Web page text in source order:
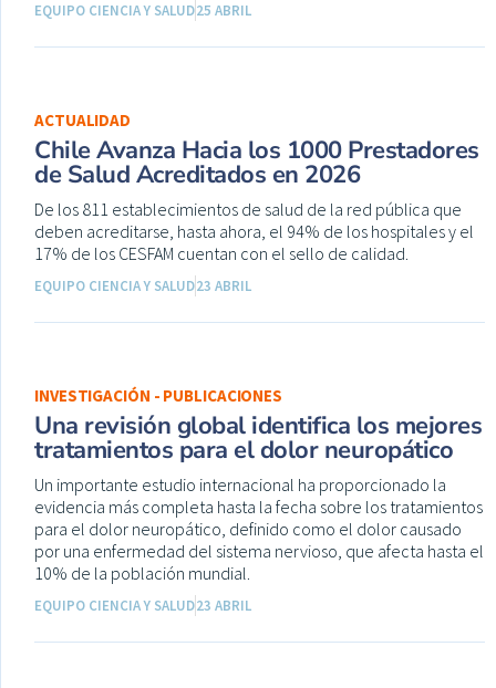
EQUIPO CIENCIA Y SALUD25 ABRIL
ACTUALIDAD
Chile Avanza Hacia los 1000 Prestadores
de Salud Acreditados en 2026
De los 811 establecimientos de salud de la red pública que
deben acreditarse, hasta ahora, el 94% de los hospitales y el
17% de los CESFAM cuentan con el sello de calidad.
EQUIPO CIENCIA Y SALUD23 ABRIL
INVESTIGACIÓN - PUBLICACIONES
Una revisión global identifica los mejores
tratamientos para el dolor neuropático
Un importante estudio internacional ha proporcionado la
evidencia más completa hasta la fecha sobre los tratamientos
para el dolor neuropático, definido como el dolor causado
por una enfermedad del sistema nervioso, que afecta hasta el
10% de la población mundial.
EQUIPO CIENCIA Y SALUD23 ABRIL